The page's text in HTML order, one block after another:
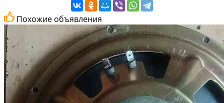
Похожие объявления